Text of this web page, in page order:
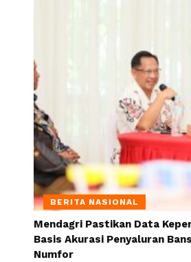
BERITA NASIONAL
Mendagri Pastikan Data
Basis Akurasi Penyaluran
Numfor